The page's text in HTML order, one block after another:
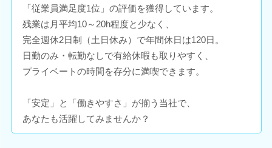
「従業員満足度1位」の評価を獲得しています。
残業は月平均10～20h程度と少なく、
完全週休2日制（土日休み）で年間休日は120日。
日勤のみ・転勤なしで有給休暇も取りやすく、
プライベートの時間を存分に満喫できます。
「安定」と「働きやすさ」が揃う当社で、
あなたも活躍してみませんか？